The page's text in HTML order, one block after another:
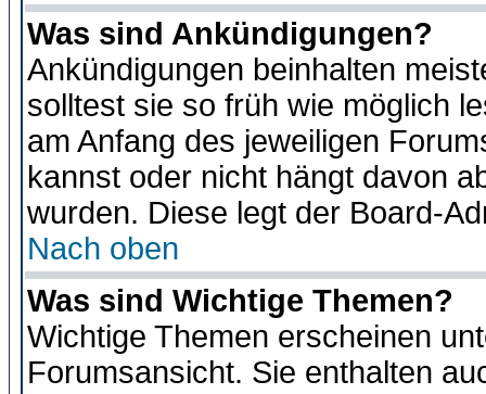
Was sind Ankündigungen?
Ankündigungen beinhalten
solltest sie so früh wie möglich
am Anfang des jeweiligen
kannst oder nicht hängt davon
wurden. Diese legt der Board-
Nach oben
Was sind Wichtige Themen?
Wichtige Themen erscheinen
Forumsansicht. Sie enthalten